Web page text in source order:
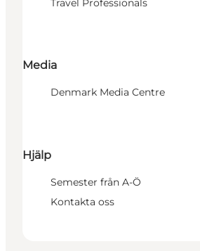
Travel Professionals
Media
Denmark Media Centre
Hjälp
Semester från A-Ö
Kontakta oss